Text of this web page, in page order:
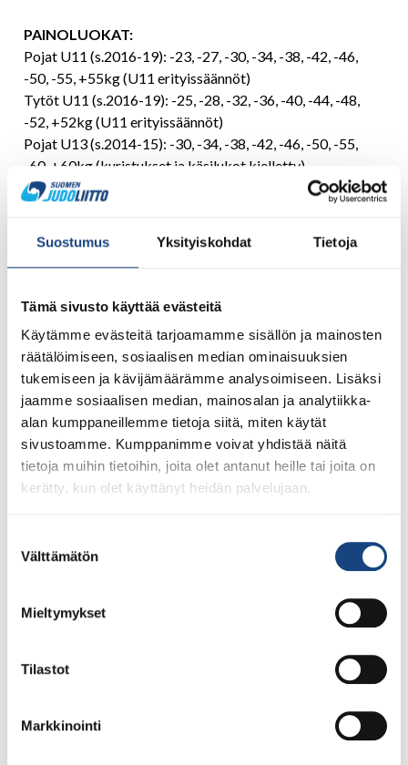
Suostumus Yksityiskohdat Tietoja
Tämä sivusto käyttää evästeitä
Käytämme evästeitä tarjoamamme sisällön ja mainosten
räätälöimiseen, sosiaalisen median ominaisuuksien
tukemiseen ja kävijämäärämme analysoimiseen. Lisäksi
jaamme sosiaalisen median, mainosalan ja analytiikka-
alan kumppaneillemme tietoja siitä, miten käytät
sivustoamme. Kumppanimme voivat yhdistää näitä
tietoja muihin tietoihin, joita olet antanut heille tai joita on
kerätty, kun olet käyttänyt heidän palvelujaan.
valinta
Välttämätön
Mieltymykset
Tilastot
Markkinointi
PAINOLUOKAT:
Pojat U11 (s.2016-19): -23, -27, -30, -34, -38, -42, -46,
-50, -55, +55kg (U11 erityissäännöt)
Tytöt U11 (s.2016-19): -25, -28, -32, -36, -40, -44, -48,
-52, +52kg (U11 erityissäännöt)
Pojat U13 (s.2014-15): -30, -34, -38, -42, -46, -50, -55,
-60, +60kg (kuristukset ja käsilukot kielletty)
Tytöt U13 (s.2014-15): -28, -32, -36, -40, -44, -48, -52,
-66, -73, +73kg (kuristukset ja käsilukot kielletty)
Tytöt U15 (s.2012-13): -32, -36, -40, -44, -48, -52, -57,
Pojat U18 (s.2009-11): -50, -55, -60, -66, -73, -81, -81,
+90kg
Tytöt U18 (s.2009-11): -44, -48, -52, -57, -63, -70, +70kg
Miehet -60, -66, -73, -81, -90, -100, +100kg
Naiset -48, -52, -57, -63, +70, -78, +78kg
Veteraanit:(s. -1986, sarjat määritetään punnituksen
jälkeen).
Parajudokat: sarjat määritetään punnituksen jälkeen.
Pooli (2-5 kilpailijaa), tuplapooli (6-10 kilpailijaa),
U11 ja U13: 2 min, U15: 3 min ja U18 ja aikuiset: 4 min.